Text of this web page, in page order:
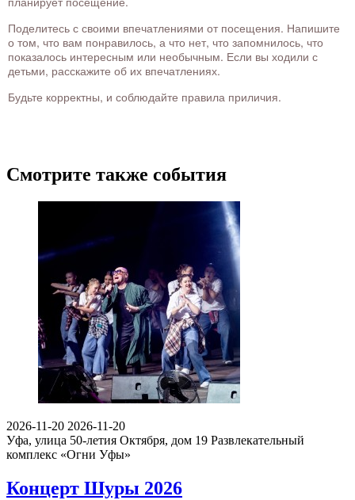
Поделитесь с своими впечатлениями от посещения. Напишите
о том, что вам понравилось, а что нет, что запомнилось, что
показалось интересным или необычным. Если вы ходили с
детьми, расскажите об их впечатлениях.
Будьте корректны, и соблюдайте правила приличия.
Смотрите также события
2026-11-20 2026-11-20
Уфа, улица 50-летия Октября, дом 19 Развлекательный
комплекс «Огни Уфы»
Концерт Шуры 2026